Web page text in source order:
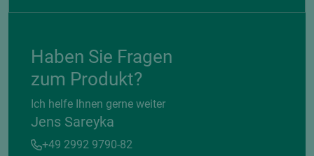
Haben Sie Fragen
zum Produkt?
Ich helfe Ihnen gerne weiter
Jens Sareyka
+49 2992 9790-82